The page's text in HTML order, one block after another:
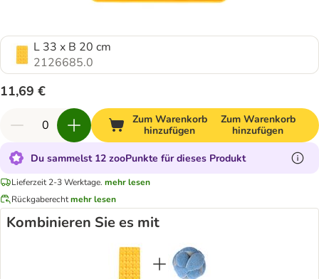
L 33 x B 20 cm
2126685.0
11,69 €
Zum Warenkorb
hinzufügen
Zum Warenkorb
hinzufügen
Du sammelst 12 zooPunkte für dieses Produkt
Lieferzeit 2-3 Werktage. mehr lesen
Rückgaberechtmehr lesen
Kombinieren Sie es mit